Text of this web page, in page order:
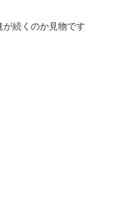
続くのか見物です